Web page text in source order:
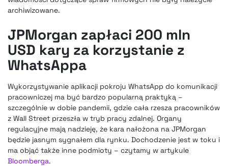
archiwizowane.
JPMorgan zapłaci 200 mln
USD kary za korzystanie z
WhatsAppa
Wykorzystywanie aplikacji pokroju WhatsApp do komunikacji
pracowniczej ma być bardzo popularną praktyką –
szczególnie w dobie pandemii, gdzie cała rzesza pracowników
z Wall Street przeszła w tryb pracy zdalnej. Organy
regulacyjne mają nadzieję, że kara nałożona na JPMorgan
będzie jasnym sygnałem dla rynku. Dochodzenie jest w toku i
ma objąć także inne podmioty – czytamy w artykule
Bloomberga.